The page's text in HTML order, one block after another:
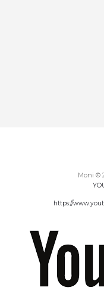
Moni ©
https://